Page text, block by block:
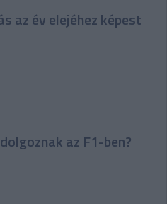
az év elejéhez képest
az F1-ben?